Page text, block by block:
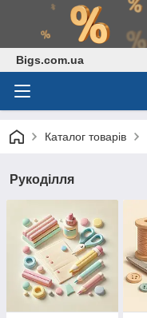
Bigs.com.ua
Каталог товарів
Рукоділля